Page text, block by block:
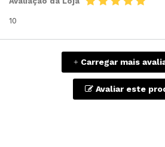
10
+ Carregar mais
Avaliar este